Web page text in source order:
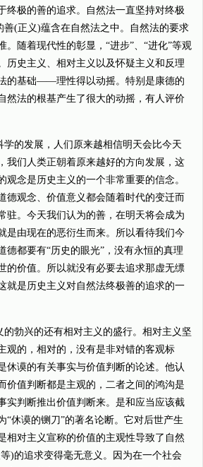
终极的善的追求。自然法一直坚持对终极
善(正义)蕴含在自然法之中。自然法的要求
。随着现代性的彰显，“进步”、“进化”等观
历史主义、相对主义以及怀疑主义和反理
的基础——理性得以动摇。特别是康德的
然法的根基产生了很大的动摇，有人评价
的发展，人们原来越相信明天会比今天
我们人类正朝着原来越好的方向发展，这
观念是历史主义的一个非常重要的信念。
德观念、价值意义都会随着时代的变迁而
驻。今天我们认为的善，在明天将会成为
是由现在的恶衍生而来。所以看待我们今
德都要有“历史的眼光”，没有永恒的真理
的价值。所以就没有必要去追求那虚无缥
就是历史主义对自然法终极善的追求的一
勃兴的还有相对主义的盛行。相对主义坚
观的，相对的，没有是非对错的客观标
休谟的有关事实与价值判断的论述。他认
价值判断都是主观的，二者之间的鸿沟是
实判断推出价值判断来。是和应当应该截
“休谟的铡刀”的著名论断。它对后世产生
相对主义宣称的价值的主观性导致了自然
)的追求变得毫无意义。因为在一个社会